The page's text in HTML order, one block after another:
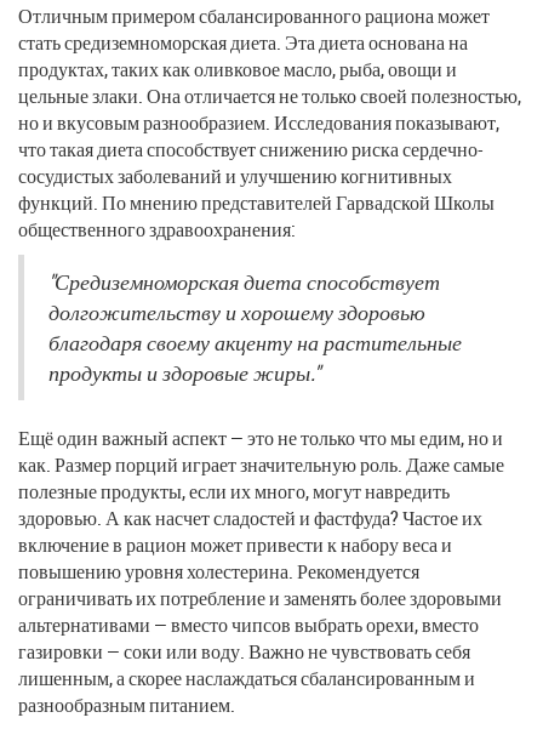
Отличным примером сбалансированного рациона может
стать средиземноморская диета. Эта диета основана на
продуктах, таких как оливковое масло, рыба, овощи и
цельные злаки. Она отличается не только своей полезностью,
но и вкусовым разнообразием. Исследования показывают,
что такая диета способствует снижению риска сердечно-
сосудистых заболеваний и улучшению когнитивных
функций. По мнению представителей Гарвадской Школы
общественного здравоохранения:
"Средиземноморская диета способствует
долгожительству и хорошему здоровью
благодаря своему акценту на растительные
продукты и здоровые жиры."
Ещё один важный аспект — это не только что мы едим, но и
как. Размер порций играет значительную роль. Даже самые
полезные продукты, если их много, могут навредить
здоровью. А как насчет сладостей и фастфуда? Частое их
включение в рацион может привести к набору веса и
повышению уровня холестерина. Рекомендуется
ограничивать их потребление и заменять более здоровыми
альтернативами — вместо чипсов выбрать орехи, вместо
газировки — соки или воду. Важно не чувствовать себя
лишенным, а скорее наслаждаться сбалансированным и
разнообразным питанием.